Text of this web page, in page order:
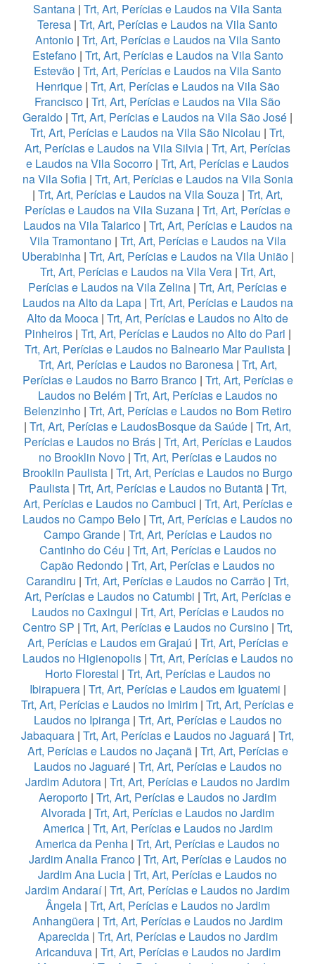
Santana | Trt, Art, Perícias e Laudos na Vila Santa
Teresa | Trt, Art, Perícias e Laudos na Vila Santo
Antonio| Trt, Art, Perícias e Laudos na Vila Santo
Estefano| Trt, Art, Perícias e Laudos na Vila Santo
Estevão | Trt, Art, Perícias e Laudos na Vila Santo
Henrique| Trt, Art, Perícias e Laudos na Vila São
Francisco | Trt, Art, Perícias e Laudos na Vila São
Geraldo | Trt, Art, Perícias e Laudos na Vila São José |
Trt, Art, Perícias e Laudos na Vila São Nicolau | Trt,
Art, Perícias e Laudos na Vila Silvia | Trt, Art, Perícias
e Laudos na Vila Socorro | Trt, Art, Perícias e Laudos
na Vila Sofia| Trt, Art, Perícias e Laudos na Vila Sonia
| Trt, Art, Perícias e Laudos na Vila Souza | Trt, Art,
Perícias e Laudos na Vila Suzana | Trt, Art, Perícias e
Laudos na Vila Talarico| Trt, Art, Perícias e Laudos na
Vila Tramontano| Trt, Art, Perícias e Laudos na Vila
Uberabinha| Trt, Art, Perícias e Laudos na Vila União|
Trt, Art, Perícias e Laudos na Vila Vera| Trt, Art,
Perícias e Laudos na Vila Zelina | Trt, Art, Perícias e
Laudos na Alto da Lapa| Trt, Art, Perícias e Laudos na
Alto da Mooca | Trt, Art, Perícias e Laudos no Alto de
Pinheiros| Trt, Art, Perícias e Laudos no Alto do Pari |
Trt, Art, Perícias e Laudos no Balneario Mar Paulista |
Trt, Art, Perícias e Laudos no Baronesa| Trt, Art,
Perícias e Laudos no Barro Branco| Trt, Art, Perícias e
Laudos no Belém| Trt, Art, Perícias e Laudos no
Belenzinho| Trt, Art, Perícias e Laudos no Bom Retiro
| Trt, Art, Perícias e LaudosBosque da Saúde | Trt, Art,
Perícias e Laudos no Brás| Trt, Art, Perícias e Laudos
no Brooklin Novo| Trt, Art, Perícias e Laudos no
Brooklin Paulista | Trt, Art, Perícias e Laudos no Burgo
Paulista| Trt, Art, Perícias e Laudos no Butantã| Trt,
Art, Perícias e Laudos no Cambuci | Trt, Art, Perícias e
Laudos no Campo Belo | Trt, Art, Perícias e Laudos no
Campo Grande| Trt, Art, Perícias e Laudos no
Cantinho do Céu | Trt, Art, Perícias e Laudos no
Capão Redondo | Trt, Art, Perícias e Laudos no
Carandiru | Trt, Art, Perícias e Laudos no Carrão | Trt,
Art, Perícias e Laudos no Catumbi | Trt, Art, Perícias e
Laudos no Caxingui | Trt, Art, Perícias e Laudos no
Centro SP | Trt, Art, Perícias e Laudos no Cursino | Trt,
Art, Perícias e Laudos em Grajaú | Trt, Art, Perícias e
Laudos no Higienopolis| Trt, Art, Perícias e Laudos no
Horto Florestal | Trt, Art, Perícias e Laudos no
Ibirapuera| Trt, Art, Perícias e Laudos em Iguatemi |
Trt, Art, Perícias e Laudos no Imirim | Trt, Art, Perícias e
Laudos no Ipiranga| Trt, Art, Perícias e Laudos no
Jabaquara | Trt, Art, Perícias e Laudos no Jaguará | Trt,
Art, Perícias e Laudos no Jaçanã| Trt, Art, Perícias e
Laudos no Jaguaré| Trt, Art, Perícias e Laudos no
Jardim Adutora | Trt, Art, Perícias e Laudos no Jardim
Aeroporto | Trt, Art, Perícias e Laudos no Jardim
Alvorada | Trt, Art, Perícias e Laudos no Jardim
America| Trt, Art, Perícias e Laudos no Jardim
America da Penha | Trt, Art, Perícias e Laudos no
Jardim Analia Franco| Trt, Art, Perícias e Laudos no
Jardim Ana Lucia | Trt, Art, Perícias e Laudos no
Jardim Andaraí| Trt, Art, Perícias e Laudos no Jardim
Ângela| Trt, Art, Perícias e Laudos no Jardim
Anhangüera | Trt, Art, Perícias e Laudos no Jardim
Aparecida| Trt, Art, Perícias e Laudos no Jardim
Aricanduva| Trt, Art, Perícias e Laudos no Jardim